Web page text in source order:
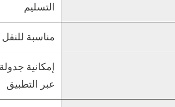
التسليم
مناسبة للنقل
إمكانية
عبر التطبيق